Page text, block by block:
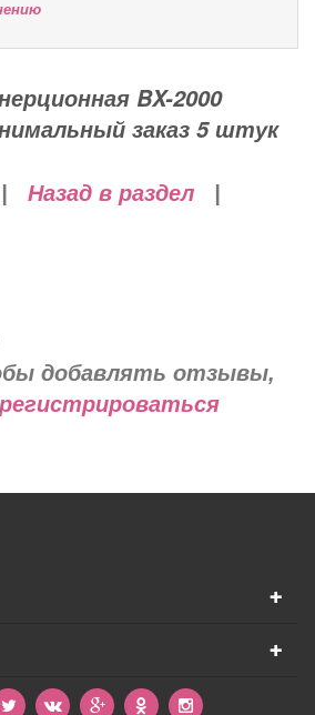
BX-2000
заказ 5 штук
Назад в раздел
добавлять отзывы,
+
+